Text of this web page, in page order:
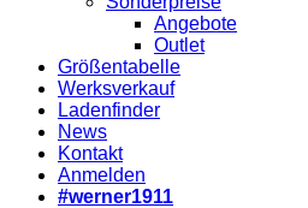
Angebote
Outlet
Größentabelle
Werksverkauf
Ladenfinder
News
Kontakt
Anmelden
#werner1911